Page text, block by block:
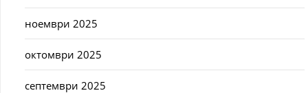
ноември 2025
октомври 2025
септември 2025